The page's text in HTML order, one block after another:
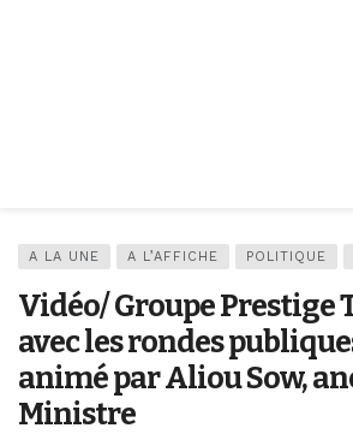
A LA UNE A L’AFFICHE POLITIQUE
Vidéo/ Groupe Prestige
avec les rondes
animé par Aliou Sow,
Ministre